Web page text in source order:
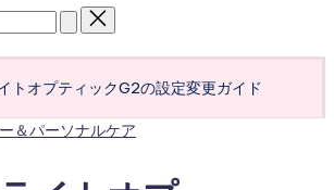
トオプティックG2の設定変更ガイド
＆パーソナルケア